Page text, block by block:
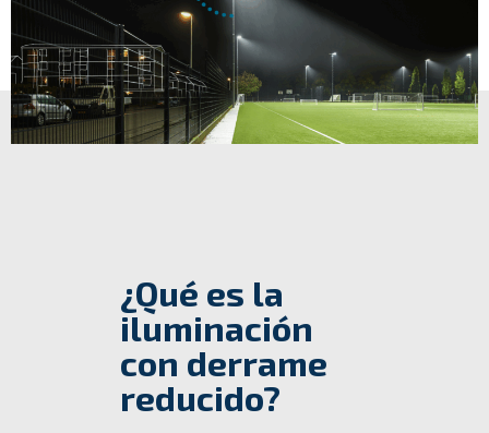
¿Qué es la
iluminación
con derrame
reducido?